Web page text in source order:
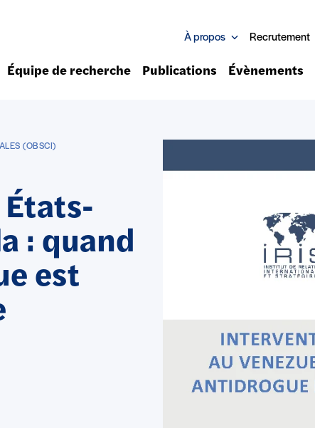
À propos Recrutement
Équipe de recherche Publications Évènements
(OBSCI)
: quand
est